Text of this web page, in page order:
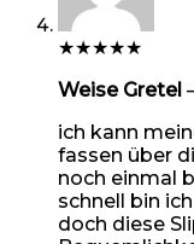
★★★★★
Weise Gretel
ich kann
fassen über
noch einmal
schnell bin
doch diese